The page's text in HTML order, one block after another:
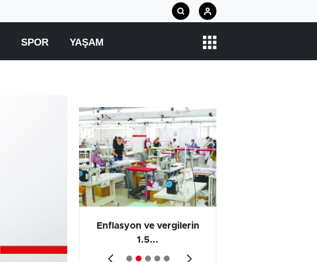
SPOR YAŞAM
Enflasyon ve vergilerin
1.5...